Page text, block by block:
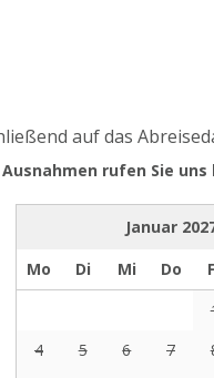
auf das
Ausnahmen rufen Sie
Januar
Mo
Di Mi Do
4
5 6 7